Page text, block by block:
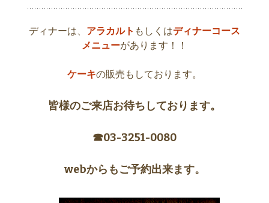
ディナーは、 アラカルト もしくはディナーコース
メニューがあります！！
ケーキの販売もしております。
皆様のご来店お待ちしております。
☎︎03-3251-0080
webからもご予約出来ます。